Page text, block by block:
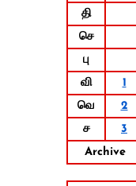
தி
செ
பு
வி
1
வெ
2
ச
3
Archive